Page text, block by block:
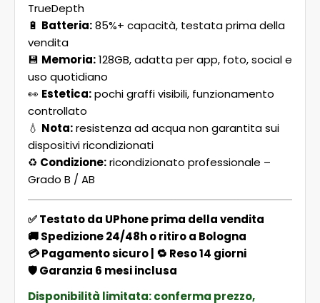
TrueDepth
🔋 Batteria:85%+ capacità, testata prima della
vendita
💾 Memoria:128GB, adatta per app, foto, social e
uso quotidiano
👀 Estetica:pochi graffi visibili, funzionamento
controllato
💧 Nota:resistenza ad acqua non garantita sui
dispositivi ricondizionati
♻️ Condizione:ricondizionato professionale –
Grado B / AB
✅ Testato da UPhone prima della vendita
🚚 Spedizione 24/48h o ritiro a Bologna
💳 Pagamento sicuro | 🔁 Reso 14 giorni
🛡️ Garanzia 6 mesi inclusa
Disponibilità limitata: conferma prezzo,